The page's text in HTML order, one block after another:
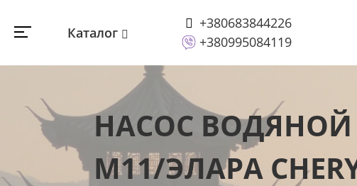
Каталог
+380683844226
+380995084119
НАСОС ВОДЯНОЙ
М11/ЭЛАРА